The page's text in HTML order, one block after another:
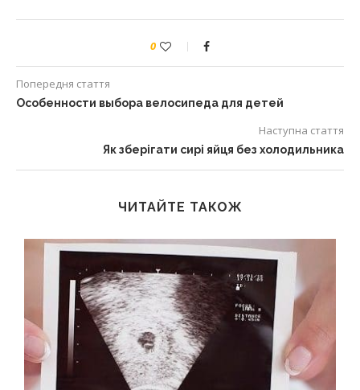
0
Попередня стаття
Особенности выбора велосипеда для детей
Наступна стаття
Як зберігати сирі яйця без холодильника
ЧИТАЙТЕ ТАКОЖ